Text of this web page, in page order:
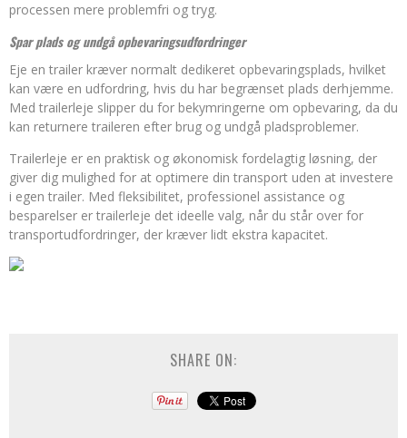
processen mere problemfri og tryg.
Spar plads og undgå opbevaringsudfordringer
Eje en trailer kræver normalt dedikeret opbevaringsplads, hvilket
kan være en udfordring, hvis du har begrænset plads derhjemme.
Med trailerleje slipper du for bekymringerne om opbevaring, da du
kan returnere traileren efter brug og undgå pladsproblemer.
Trailerleje er en praktisk og økonomisk fordelagtig løsning, der
giver dig mulighed for at optimere din transport uden at investere
i egen trailer. Med fleksibilitet, professionel assistance og
besparelser er trailerleje det ideelle valg, når du står over for
transportudfordringer, der kræver lidt ekstra kapacitet.
SHARE ON: